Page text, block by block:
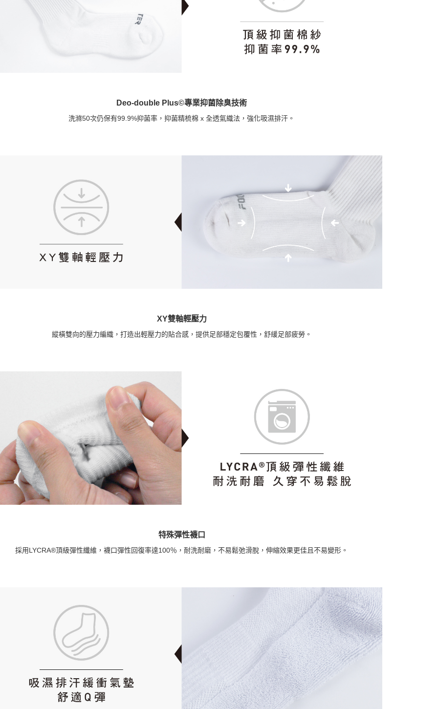
Deo-double Plus©專業抑菌除臭技術
洗滌50次仍保有99.9%抑菌率，抑菌精梳棉 x 全透氣織法，強化吸濕排汗。
XY雙軸輕壓力
縱橫雙向的壓力編織，打造出輕壓力的貼合感，提供足部穩定包覆性，舒緩足部疲勞。
特殊彈性襪口
採用LYCRA®頂級彈性纖維，襪口彈性回復率達100％，耐洗耐磨，不易鬆弛滑脫，伸縮效果更佳且不易變形。